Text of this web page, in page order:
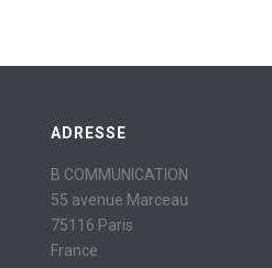
ADRESSE
B COMMUNICATION
55 avenue Marceau
75116 Paris
France